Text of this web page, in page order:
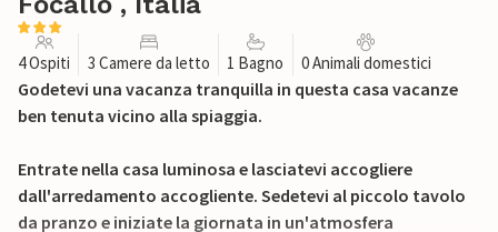
4 Ospiti 3 Camere da letto 1 Bagno 0 Animali domestici
Godetevi una vacanza tranquilla in questa casa vacanze
ben tenuta vicino alla spiaggia.
Entrate nella casa luminosa e lasciatevi accogliere
dall'arredamento accogliente. Sedetevi al piccolo tavolo
da pranzo e iniziate la giornata in un'atmosfera